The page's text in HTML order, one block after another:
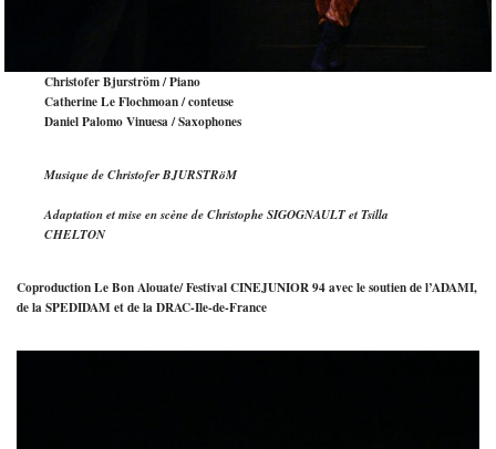
Christofer Bjurström / Piano
Catherine Le Flochmoan / conteuse
Daniel Palomo Vinuesa / Saxophones
Musique de Christofer BJURSTRöM
Adaptation et mise en scène de Christophe SIGOGNAULT et Tsilla
CHELTON
Coproduction Le Bon Alouate/ Festival CINEJUNIOR 94 avec le soutien de l’ADAMI,
de la SPEDIDAM et de la DRAC-Ile-de-France